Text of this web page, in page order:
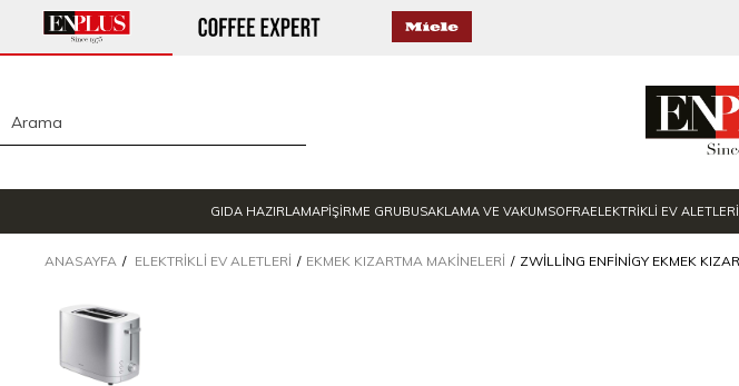
GIDA HAZIRLAMAPİŞİRME GRUBUSAKLAMA VE VAKUMSOFRAELEKTRİKLİ EV ALETLERİ
ANASAYFA ELEKTRIKLI EV ALETLERI EKMEK KIZARTMA MAKINELERI ZWILLING ENFINIGY EKMEK